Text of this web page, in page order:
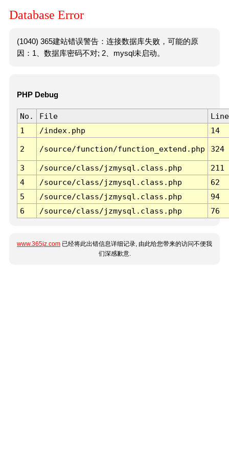
Database Error
(1040) 365建站错误警告：连接数据库失败，可能的原
因：1、数据库密码不对; 2、mysql未启动。
PHP Debug
No. File
Line
1
/index.php 14
2 /source/function/function_extend.php 324
3 /source/class/jzmysql.class.php
211
4
/source/class/jzmysql.class.php
62
5
/source/class/jzmysql.class.php
94
6
/source/class/jzmysql.class.php 76
www.365jz.com 已经将此出错信息详细记录, 由此给您带来的访问不便我
们深感歉意.